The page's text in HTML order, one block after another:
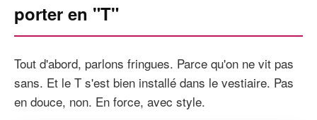
porter en "T"
Tout d'abord, parlons fringues. Parce qu'on ne vit pas
sans. Et le T s'est bien installé dans le vestiaire. Pas
en douce, non. En force, avec style.